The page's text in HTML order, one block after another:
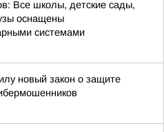
Все школы, детские сады,
оснащены
системами
новый закон о защите